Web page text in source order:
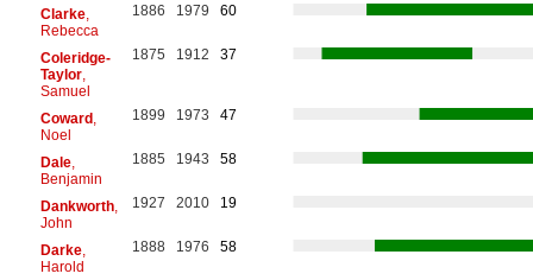
Clarke,
Rebecca
1886 1979 60
Coleridge-
Taylor,
Samuel
1875 1912 37
Coward,
Noel
1899 1973 47
Dale,
Benjamin
1885 1943 58
Dankworth,
John
1927 2010 19
Darke,
Harold
1888 1976 58